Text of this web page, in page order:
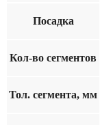
Посадка
Кол-во сегментов
Тол. сегмента, мм